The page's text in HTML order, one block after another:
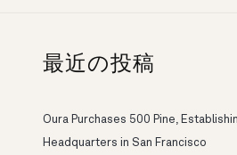
最近の投稿
Oura Purchases 500 Pine,
Headquarters in San Francisco